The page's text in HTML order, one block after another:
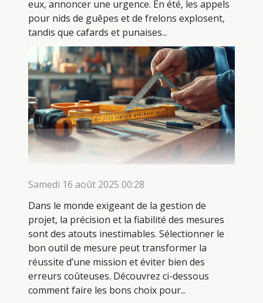
eux, annoncer une urgence. En été, les appels
pour nids de guêpes et de frelons explosent,
tandis que cafards et punaises...
Samedi 16 août 2025 00:28
Dans le monde exigeant de la gestion de
projet, la précision et la fiabilité des mesures
sont des atouts inestimables. Sélectionner le
bon outil de mesure peut transformer la
réussite d’une mission et éviter bien des
erreurs coûteuses. Découvrez ci-dessous
comment faire les bons choix pour...